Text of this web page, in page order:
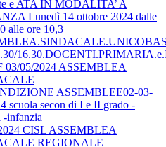
e ATA IN MODALITA’ A
Lunedì 14 ottobre 2024 dalle
alle ore 10,3
03/05/2024 ASSEMBLEA
ASSEMBLEE02-03-
scuola secon di I e II grado -
-infanzia
CISL ASSEMBLEA
REGIONALE